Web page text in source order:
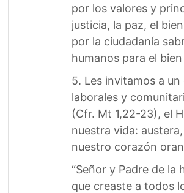
por los valores y
justicia, la paz, el
por la ciudadanía
humanos para el
5. Les invitamos a
laborales y
(Cfr. Mt 1,22-23), el
nuestra vida:
nuestro corazón
“Señor y Padre de la
que creaste a todos